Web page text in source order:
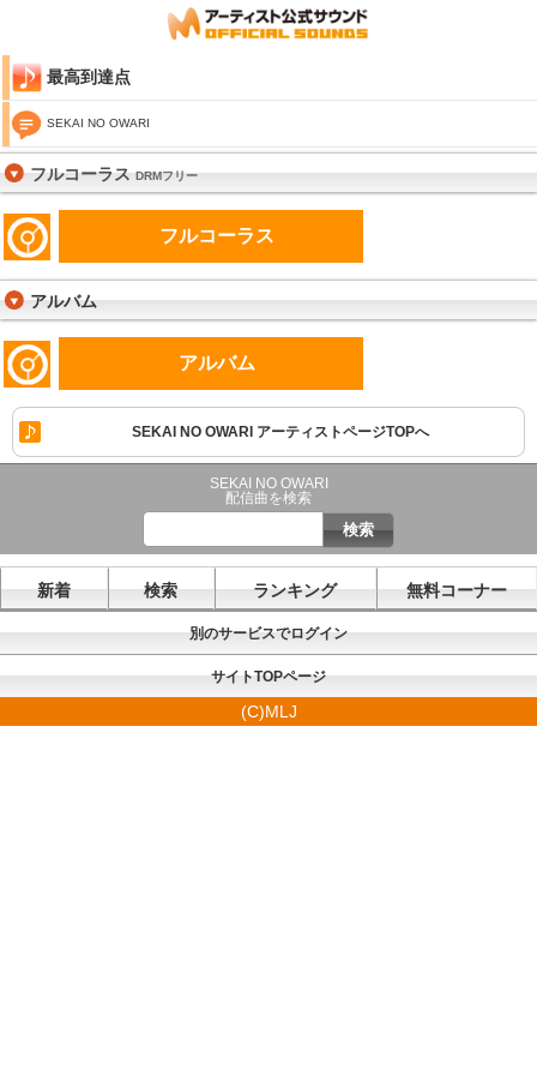
最高到達点
SEKAI NO OWARI
フルコーラスDRMフリー
フルコーラス
アルバム
アルバム
SEKAI NO OWARI アーティストページTOPへ
SEKAI NO OWARI
配信曲を検索
新着 検索 ランキング 無料コーナー
別のサービスでログイン
サイトTOPページ
(C)MLJ